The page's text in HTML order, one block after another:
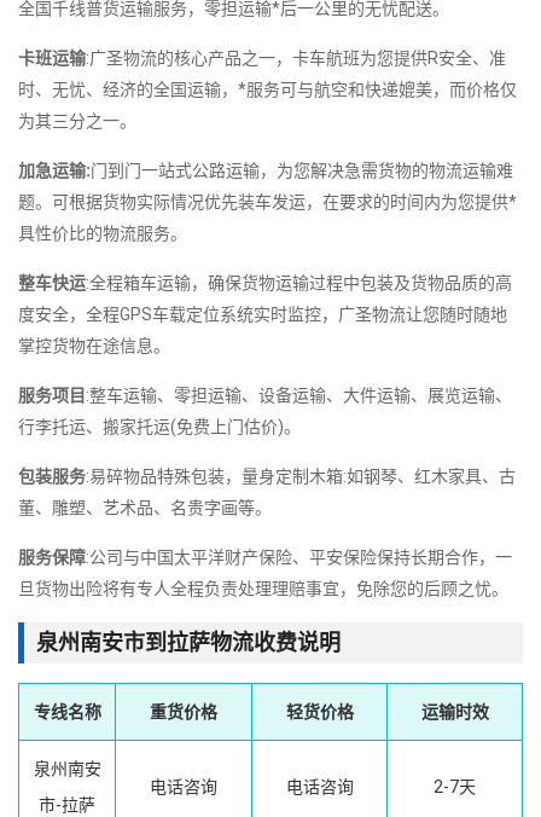
全国千线普货运输服务，零担运输*后一公里的无忧配送。
卡班运输:广圣物流的核心产品之一，卡车航班为您提供R安全、准
时、无忧、经济的全国运输，*服务可与航空和快递媲美，而价格仅
为其三分之一。
加急运输:门到门一站式公路运输，为您解决急需货物的物流运输难
题。可根据货物实际情况优先装车发运，在要求的时间内为您提供*
具性价比的物流服务。
整车快运:全程箱车运输，确保货物运输过程中包装及货物品质的高
度安全，全程GPS车载定位系统实时监控，广圣物流让您随时随地
掌控货物在途信息。
服务项目 :整车运输、零担运输、设备运输、大件运输、展览运输、
行李托运、搬家托运(免费上门估价)。
包装服务:易碎物品特殊包装，量身定制木箱:如钢琴、红木家具、古
董、雕塑、艺术品、名贵字画等。
服务保障:公司与中国太平洋财产保险、平安保险保持长期合作，一
旦货物出险将有专人全程负责处理理赔事宜，免除您的后顾之忧。
泉州南安市到拉萨物流收费说明
专线名称 重货价格 轻货价格 运输时效
泉州南安
市-拉萨
电话咨询 电话咨询 2-7天